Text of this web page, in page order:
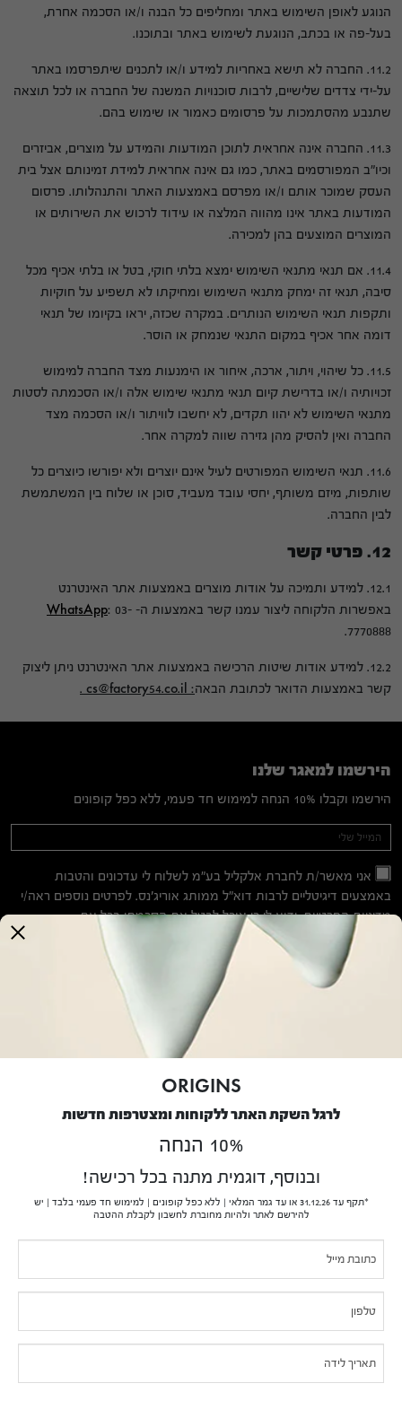
הנוגע לאופן השימוש באתר ומחליפים כל הבנה ו/או הסכמה אחרת,
בעל-פה או בכתב, הנוגעת לשימוש באתר ובתוכנו.
11.2. החברה לא תישא באחריות למידע ו/או לתכנים שיתפרסמו באתר
על-ידי צדדים שלישיים, לרבות סוכנויות המשנה של החברה או לכל תוצאה
שתנבע מהסתמכות על פרסומים כאמור או שימוש בהם.
11.3. החברה אינה אחראית לתוכן המודעות והמידע על מוצרים, אביזרים
וכיו"ב המפורסמים באתר, כמו גם אינה אחראית למידת זמינותם אצל בית
העסק שמוכר אותם ו/או מפרסם באמצעות האתר והתנהלותו. פרסום
המודעות באתר אינו מהווה המלצה או עידוד לרכוש את השירותים או
המוצרים המוצעים בהן למכירה.
11.4. אם תנאי מתנאי השימוש ימצא בלתי חוקי, בטל או בלתי אכיף מכל
סיבה, תנאי זה ימחק מתנאי השימוש ומחיקתו לא תשפיע על חוקיות
ותקפות תנאי השימוש הנותרים. במקרה שכזה, יראו בקיומו של תנאי
דומה אחר אכיף במקום התנאי שנמחק או הוסר.
11.5. כל שיהוי, ויתור, ארכה, איחור או הימנעות מצד החברה למימוש
זכויותיה ו/או בדרישת קיום תנאי מתנאי שימוש אלה ו/או הסכמתה לסטות
מתנאי השימוש לא יהוו תקדים, לא יחשבו לוויתור ו/או הסכמה מצד
החברה ואין להסיק מהן גזירה שווה למקרה אחר.
11.6. תנאי השימוש המפורטים לעיל אינם יוצרים ולא יפורשו כיוצרים כל
שותפות, מיזם משותף, יחסי עובד מעביד, סוכן או שלוח בין המשתמשת
לבין החברה.
12. פרטי קשר
12.1. למידע ותמיכה על אודות מוצרים באמצעות אתר האינטרנט
באפשרות הלקוחה ליצור עמנו קשר באמצעות ה-
WhatsApp: 03-
7770888.
12.2. למידע אודות שיטות הרכישה באמצעות אתר האינטרנט ניתן ליצוק
קשר באמצעות הדואר לכתובת הבאה:
cs@factory54.co.il
.
הירשמו למאגר שלנו
הירשמו וקבלו 10% הנחה למימוש חד פעמי, ללא כפל קופונים
Mailing
List
אני מאשר/ת לחברת אלקליל בע"מ לשלוח לי עדכונים והטבות
באמצעים דיגיטליים לרבות דוא"ל ממותג אוריג'נס. לפרטים נוספים ראה/י
מדיניות הפרטיות. ידוע לי כי אוכל לבטל את הסכמתי בכל עת.
If you
are
human,
leave
שירות לקוחות
שירות לקוחות בנושא משלוחים והחזרות
תעודת כשרות לפסח 2026
צריכים עזרה?
ייעוץ מוצרים ותמיכה באתר
החשבון שלי
ORIGINS
לרגל השקת האתר ללקוחות ומצטרפות חדשות
10% הנחה
ובנוסף, דוגמית מתנה בכל רכישה!
*תקף עד 31.12.26 או עד גמר המלאי | ללא כפל קופונים | למימוש חד פעמי בלבד | יש
להירשם לאתר ולהיות מחוברת לחשבון לקבלת ההטבה
Pop-
Up
human,
leave
this
field
blank.